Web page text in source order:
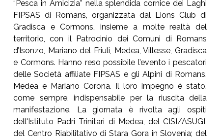
“Pesca in Amicizia” nella splendida cornice dei Laghi
FIPSAS di Romans, organizzata dal Lions Club di
Gradisca e Cormons, insieme a molte realtà del
territorio, con il Patrocinio dei Comuni di Romans
d’Isonzo, Mariano del Friuli, Medea, Villesse, Gradisca
e Cormons. Hanno reso possibile l’evento i pescatori
delle Società affiliate FIPSAS e gli Alpini di Romans,
Medea e Mariano Corona. Il loro impegno è stato,
come sempre, indispensabile per la riuscita della
manifestazione. La giornata è rivolta agli ospiti
dell'Istituto Padri Trinitari di Medea, del CISI/ASUGI,
del Centro Riabilitativo di Stara Gora in Slovenia; del